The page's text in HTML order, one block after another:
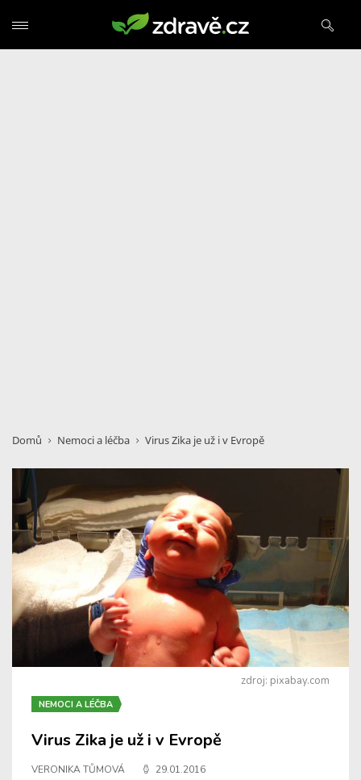
Domů Nemoci a léčba Virus Zika je už i v Evropě
zdroj: pixabay.com
NEMOCI A LÉČBA
Virus Zika je už i v Evropě
VERONIKA TŮMOVÁ 29.01.2016